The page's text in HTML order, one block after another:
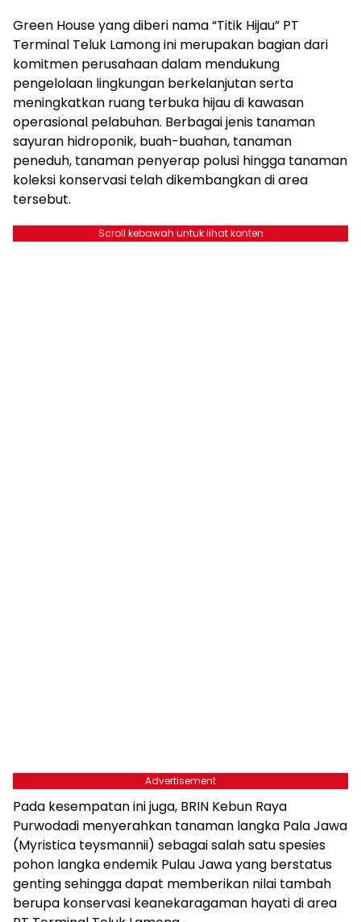
Green House yang diberi nama “Titik Hijau” PT
Terminal Teluk Lamong ini merupakan bagian dari
komitmen perusahaan dalam mendukung
pengelolaan lingkungan berkelanjutan serta
meningkatkan ruang terbuka hijau di kawasan
operasional pelabuhan. Berbagai jenis tanaman
sayuran hidroponik, buah-buahan, tanaman
peneduh, tanaman penyerap polusi hingga tanaman
koleksi konservasi telah dikembangkan di area
tersebut.
Scroll kebawah untuk lihat konten
Advertisement
Pada kesempatan ini juga, BRIN Kebun Raya
Purwodadi menyerahkan tanaman langka Pala Jawa
(Myristica teysmannii) sebagai salah satu spesies
pohon langka endemik Pulau Jawa yang berstatus
genting sehingga dapat memberikan nilai tambah
berupa konservasi keanekaragaman hayati di area